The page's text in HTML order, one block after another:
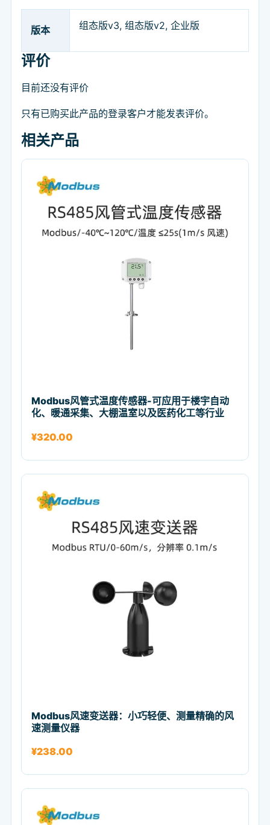
版本 组态版v3, 组态版v2, 企业版
评价
目前还没有评价
只有已购买此产品的登录客户才能发表评价。
相关产品
Modbus风管式温度传感器-可应用于楼宇自动
化、暖通采集、大棚温室以及医药化工等行业
¥320.00
Modbus风速变送器：小巧轻便、测量精确的风
速测量仪器
¥238.00